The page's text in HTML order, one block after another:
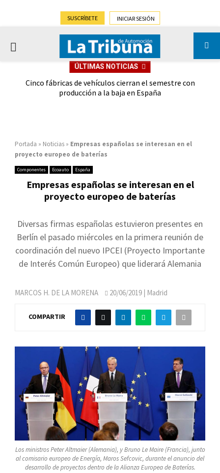
SUSCRÍBETE INICIAR SESIÓN
PRIMARY
ÚLTIMAS NOTICIAS
Cinco fábricas de vehículos cierran el semestre con
producción a la baja en España
Portada » Noticias » Empresas españolas se interesan en el
proyecto europeo de baterías
Componentes Ecoauto España
Empresas españolas se interesan en el
proyecto europeo de baterías
Diversas firmas españolas estuvieron presentes en
Berlín el pasado miércoles en la primera reunión de
coordinación del nuevo IPCEI (Proyecto Importante
de Interés Común Europeo) que liderará Alemania
MARCOS H. DE LA MORENA 20/06/2019 | Madrid
COMPARTIR
Los ministros Peter Altmaier (Alemania), y Bruno Le Maire (Francia), junto
al comisario europeo de Energía, Maros Sefcovic, durante el anuncio del
desarrollo de proyectos dentro de la Alianza Europea de Baterías.